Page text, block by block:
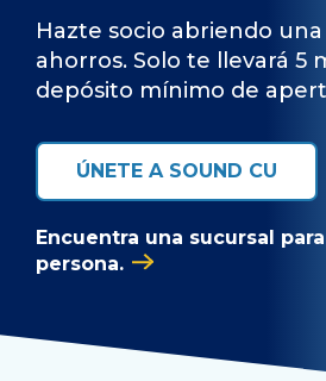
Hazte socio abriendo
ahorros. Solo te llevará 5
depósito mínimo de
ÚNETE A SOUND CU
Encuentra una sucursal
persona.